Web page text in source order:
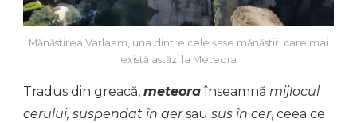
Mănăstirea Varlaam, una dintre cele șase mănăstiri care mai
există astăzi la Meteora
Tradus din greacă, meteora înseamnă mijlocul
cerului, suspendat în aersau sus în cer, ceea ce